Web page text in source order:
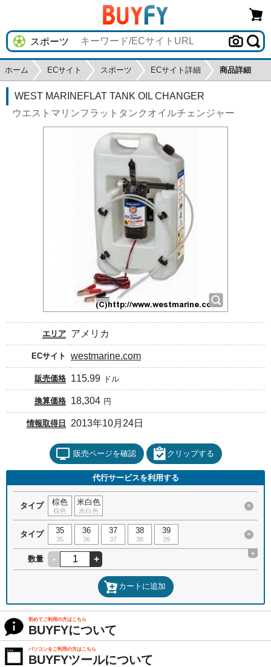
ホーム ECサイト スポーツ ECサイト詳細 商品詳細
WEST MARINEFLAT TANK OIL CHANGER
ウエストマリンフラットタンクオイルチェンジャー
エリア アメリカ
ECサイト westmarine.com
販売価格 115.99 ドル
換算価格 18,304 円
情報取得日 2013年10月24日
販売ページを確認 クリップする
代行サービスを利用する
タイプ 棕色
棕色
米白色
米白色
×
タイプ 35
35
36
36
37
37
38
38
39
39
×
数量 - +
+
カートに追加
初めてご利用の方はこちら
BUYFYについて
パソコンをご利用の方はこちら
BUYFYツールについて